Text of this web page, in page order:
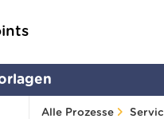
Alle Prozesse